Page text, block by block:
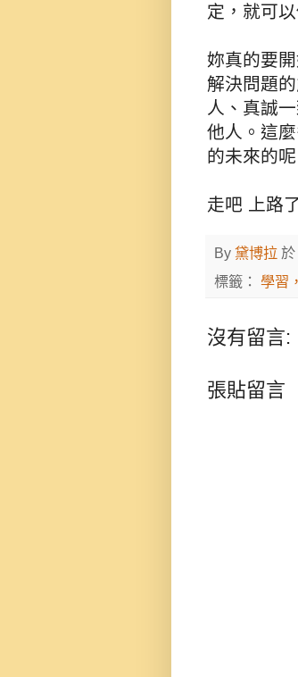
定，就可
妳真的要
解決問題
人、真誠
他人。這
的未來的呢
走吧 上路
By 黛博拉 於
標籤： 學習
沒有留言:
張貼留言